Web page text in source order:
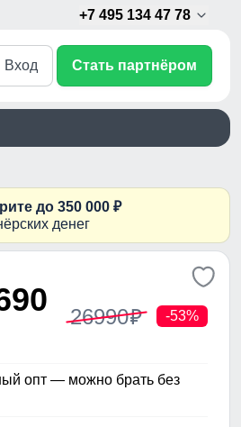
+7 495 134 47 78
Вход Стать партнёром
до 350 000 ₽
денег
26990p -53%
опт — можно брать без